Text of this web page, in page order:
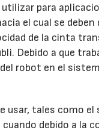
para
el cual se deben
de la cinta
Debido a que
robot en el
usar, tales como
debido a la